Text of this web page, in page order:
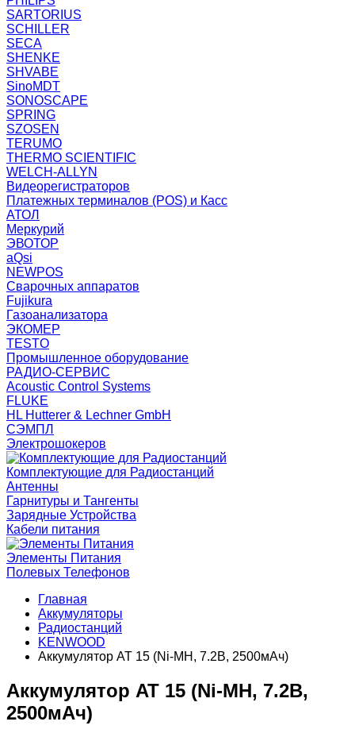
SARTORIUS
SCHILLER
SECA
SHENKE
SHVABE
SinoMDT
SONOSCAPE
SPRING
SZOSEN
TERUMO
THERMO SCIENTIFIC
WELCH-ALLYN
Видеорегистраторов
Платежных терминалов (POS) и Касс
АТОЛ
Меркурий
ЭВОТОР
aQsi
NEWPOS
Сварочных аппаратов
Fujikura
Газоанализатора
ЭКОМЕР
TESTO
Промышленное оборудование
РАДИО-СЕРВИС
Acoustic Control Systems
FLUKE
HL Hutterer & Lechner GmbH
СЭМПЛ
Электрошокеров
Комплектующие для Радиостанций
Антенны
Гарнитуры и Тангенты
Зарядные Устройства
Кабели питания
Элементы Питания
Полевых Телефонов
Главная
Аккумуляторы
Радиостанций
KENWOOD
Аккумулятор AT 15 (Ni-MH, 7.2В, 2500мАч)
Аккумулятор AT 15 (Ni-MH, 7.2В,
2500мАч)